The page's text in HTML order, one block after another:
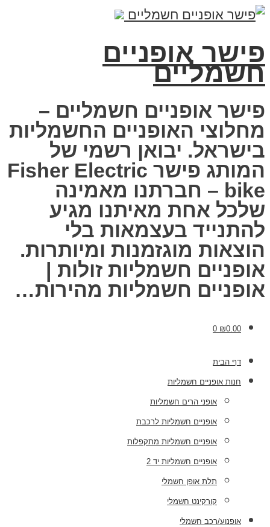
פישר אופניים
חשמליים
פישר אופניים חשמליים –
מחלוצי האופניים החשמליות
בישראל. יבואן רשמי של
המותג פישר Fisher Electric
bike – חברתנו מאמינה
שלכל אחת מאיתנו מגיע
להתנייד בעצמאות בלי
הוצאות מוגזמנות ומיותרות.
אופניים חשמליות זולות |
אופניים חשמליות מהירות…
₪0.00
0
דף הבית
חנות אופניים חשמליות
אופני הרים חשמליות
אופניים חשמליות לרכבת
אופניים חשמליות מתקפלות
אופניים חשמליות יד 2
תלת אופן חשמלי
קורקינט חשמלי
אופנוע/רכב חשמלי